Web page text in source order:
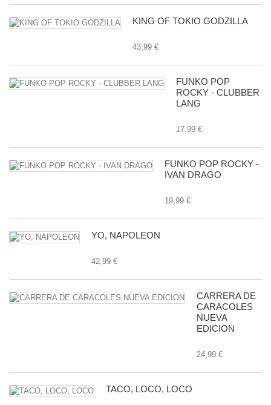
KING OF TOKIO GODZILLA
43,99 €
FUNKO POP
ROCKY - CLUBBER
LANG
17,99 €
FUNKO POP ROCKY -
IVAN DRAGO
19,99 €
YO, NAPOLEON
42,99 €
CARRERA DE
CARACOLES
NUEVA
EDICION
24,99 €
TACO, LOCO, LOCO